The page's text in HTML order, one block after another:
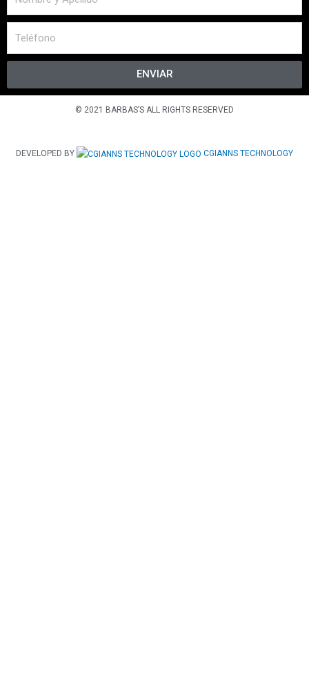
ENVIAR
© 2021 BARBAS’S ALL RIGHTS RESERVED
DEVELOPED BY CGIANNS TECHNOLOGY